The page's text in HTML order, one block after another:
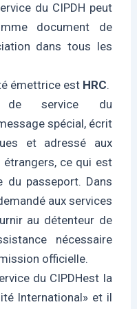
du CIPDH peut
document de
dans tous les
émettrice est HRC.
de service du
spécial, écrit
et adressé aux
ce qui est
du passeport. Dans
aux services
au détenteur de
nécessaire
officielle.
du CIPDHest la
International» et il